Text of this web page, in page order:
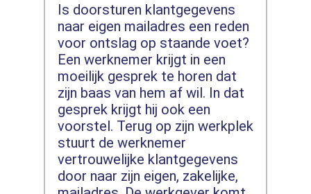
Is doorsturen klantgegevens
naar eigen mailadres een reden
voor ontslag op staande voet?
Een werknemer krijgt in een
moeilijk gesprek te horen dat
zijn baas van hem af wil. In dat
gesprek krijgt hij ook een
voorstel. Terug op zijn werkplek
stuurt de werknemer
vertrouwelijke klantgegevens
door naar zijn eigen, zakelijke,